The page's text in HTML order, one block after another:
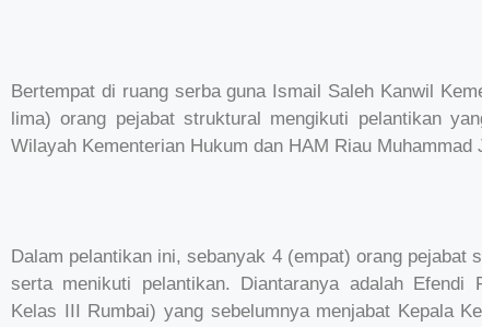
Bertempat di ruang serba guna Ismail Saleh Kanwil
lima) orang pejabat struktural mengikuti pelantikan
Wilayah Kementerian Hukum dan HAM Riau Muhammad
Dalam pelantikan ini, sebanyak 4 (empat) orang pejabat
serta menikuti pelantikan. Diantaranya adalah Efendi
Kelas III Rumbai) yang sebelumnya menjabat Kepala